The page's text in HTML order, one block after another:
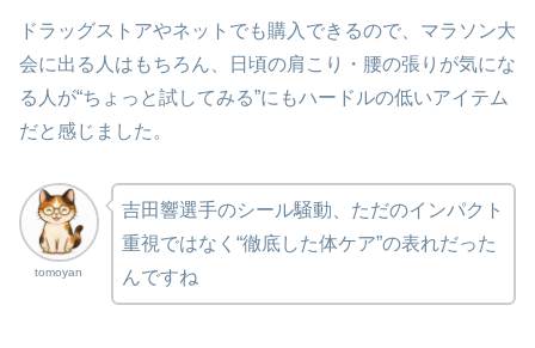
ドラッグストアやネットでも購入できるので、マラソン大
会に出る人はもちろん、日頃の肩こり・腰の張りが気にな
る人が“ちょっと試してみる”にもハードルの低いアイテム
だと感じました。
tomoyan
吉田響選手のシール騒動、ただのインパクト
重視ではなく“徹底した体ケア”の表れだった
んですね